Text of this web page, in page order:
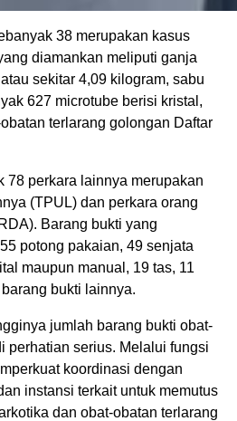
38 merupakan kasus
diamankan meliputi ganja
sekitar 4,09 kilogram, sabu
627 microtube berisi kristal,
terlarang golongan Daftar
78 perkara lainnya merupakan
(TPUL) dan perkara orang
Barang bukti yang
potong pakaian, 49 senjata
maupun manual, 19 tas, 11
bukti lainnya.
jumlah barang bukti obat-
perhatian serius. Melalui fungsi
koordinasi dengan
instansi terkait untuk memutus
dan obat-obatan terlarang